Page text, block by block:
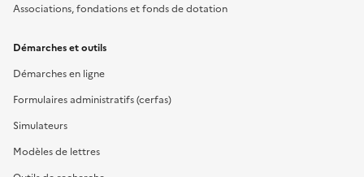
Associations, fondations et fonds de dotation
Démarches et outils
Démarches en ligne
Formulaires administratifs (cerfas)
Simulateurs
Modèles de lettres